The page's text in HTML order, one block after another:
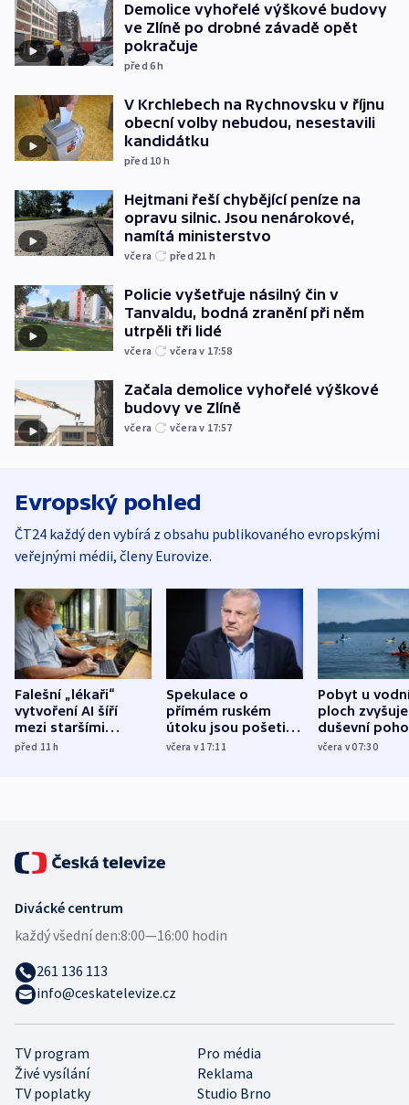
Demolice vyhořelé výškové budovy
ve Zlíně po drobné závadě opět
pokračuje
před 6h
V Krchlebech na Rychnovsku v říjnu
obecní volby nebudou, nesestavili
kandidátku
před 10 h
Hejtmani řeší chybějící peníze na
opravu silnic. Jsou nenárokové,
namítá ministerstvo
včera před 21 h
Policie vyšetřuje násilný čin v
Tanvaldu, bodná zranění při něm
utrpěli tři lidé
včera včera v 17:58
Začala demolice vyhořelé výškové
budovy ve Zlíně
včera včera v 17:57
Evropský pohled
ČT24 každý den vybírá z obsahu publikovaného evropskými
veřejnými médii, členy Eurovize.
Falešní „lékaři“
vytvoření AI šíří
mezi staršími
Poláky nebezpečné
před 11h
Spekulace o
přímém ruském
útoku jsou pošetilé,
míní estonský
včera v 17:11
Pobyt u
ploch zvyšuje
duševní
ukázala
včera v 07:30
TV program
Pro média
Živé vysílání
Reklama
TV poplatky
Studio Brno
Divácké centrum
každý všední den:8:00—16:00 hodin
261 136 113
info@ceskatelevize.cz